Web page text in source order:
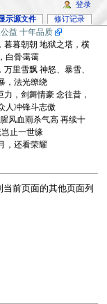
益 十年品质
暮暮朝朝 地狱之塔，横
白骨霭霭
里雪飘 神怒、暴雪、
，法光缭绕
，剑舞情豪 念往昔，
人冲锋斗志傲
风血雨杀气高 再续十
止一世缘
，还看荣耀
前页面的其他页面列
示源文件 修订记录
登录